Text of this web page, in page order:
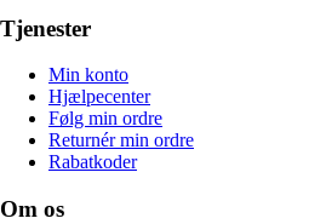
Tjenester
Min konto
Hjælpecenter
Følg min ordre
Returnér min ordre
Rabatkoder
Om os